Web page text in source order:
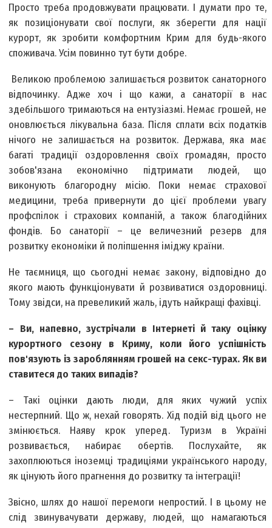
Просто треба продовжувати працювати. І думати про те,
як позиціонувати свої послуги, як зберегти для нації
курорт, як зробити комфортним Крим для будь-якого
споживача. Усім повинно тут бути добре.
Великою проблемою залишається розвиток санаторного
відпочинку. Адже хоч і що кажи, а санаторії в нас
здебільшого тримаються на ентузіазмі. Немає грошей, не
оновлюється лікувальна база. Після сплати всіх податків
нічого не залишається на розвиток. Держава, яка має
багаті традиції оздоровлення своїх громадян, просто
зобов'язана економічно підтримати людей, що
виконують благородну місію. Поки немає страхової
медицини, треба привернути до цієї проблеми увагу
профспілок і страхових компаній, а також благодійних
фондів. Бо санаторії – це величезний резерв для
розвитку економіки й поліпшення іміджу країни.
Не таємниця, що сьогодні немає закону, відповідно до
якого мають функціонувати й розвиватися оздоровниці.
Тому звідси, на превеликий жаль, ідуть найкращі фахівці.
– Ви, напевно, зустрічали в Інтернеті й таку оцінку
курортного сезону в Криму, коли його успішність
пов'язують із зароблянням грошей на секс-турах. Як ви
ставитеся до таких випадів?
– Такі оцінки дають люди, для яких чужий успіх
нестерпний. Що ж, нехай говорять. Хід подій від цього не
змінюється. Наяву крок уперед. Туризм в Україні
розвивається, набирає обертів. Послухайте, як
захоплюються іноземці традиціями українського народу,
як цінують його прагнення до розвитку та інтеграції!
Звісно, шлях до нашої перемоги непростий. І в цьому не
слід звинувачувати державу, людей, що намагаються